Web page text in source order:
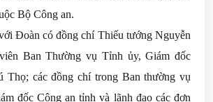
Bộ Công an.
Đoàn có đồng chí Thiếu tướng Nguyễn
Ban Thường vụ Tỉnh ủy, Giám đốc
Thọ; các đồng chí trong Ban thường vụ
đốc Công an tỉnh và lãnh đạo các đơn